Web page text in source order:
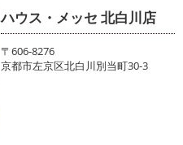
ハウス・メッセ 北白川店
〒606-8276
京都市左京区北白川別当町30-3